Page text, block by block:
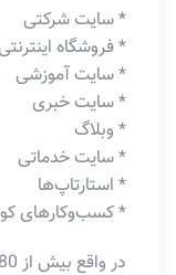
* سایت شرکتی
* فروشگاه اینترنتی
* سایت آموزشی
* سایت خبری
* وبلاگ
* سایت خدماتی
* استارتاپ‌ها
* کسب‌وکارهای